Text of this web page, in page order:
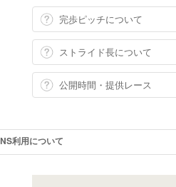
完歩ピッチについて
ストライド長について
公開時間・提供レース
利用について